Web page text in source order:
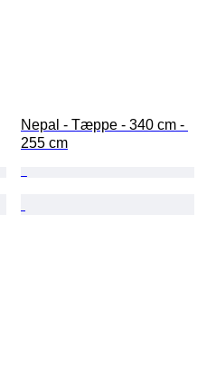
Nepal - Tæppe - 340 cm -
255 cm